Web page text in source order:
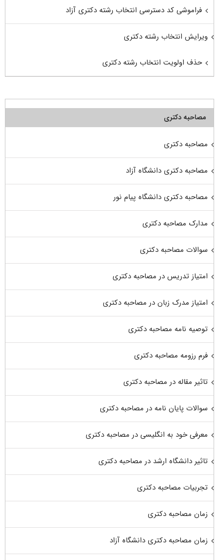
فراموشی کد دسترسی انتخاب رشته دکتری آزاد
ویرایش انتخاب رشته دکتری
حذف اولویت انتخاب رشته دکتری
مصاحبه دکتری
مصاحبه دکتری
مصاحبه دکتری دانشگاه آزاد
مصاحبه دکتری دانشگاه پیام نور
مدارک مصاحبه دکتری
سوالات مصاحبه دکتری
امتیاز تدریس در مصاحبه دکتری
امتیاز مدرک زبان در مصاحبه دکتری
توصیه نامه مصاحبه دکتری
فرم رزومه مصاحبه دکتری
تاثیر مقاله در مصاحبه دکتری
سوالات پایان نامه در مصاحبه دکتری
معرفی خود به انگلیسی در مصاحبه دکتری
تاثیر دانشگاه ارشد در مصاحبه دکتری
تجربیات مصاحبه دکتری
زمان مصاحبه دکتری
زمان مصاحبه دکتری دانشگاه آزاد